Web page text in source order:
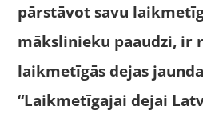
pārstāvot savu
mākslinieku paaudzi, ir
laikmetīgās dejas
“Laikmetīgajai dejai